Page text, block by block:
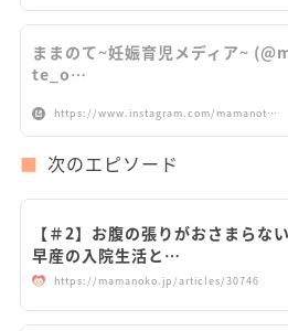
ままのて~妊娠育児メディア~
te_o…
https://www.instagram.com/mamanot…
次のエピソード
【＃2】お腹の張りがおさまらな
早産の入院生活と…
https://mamanoko.jp/articles/30746